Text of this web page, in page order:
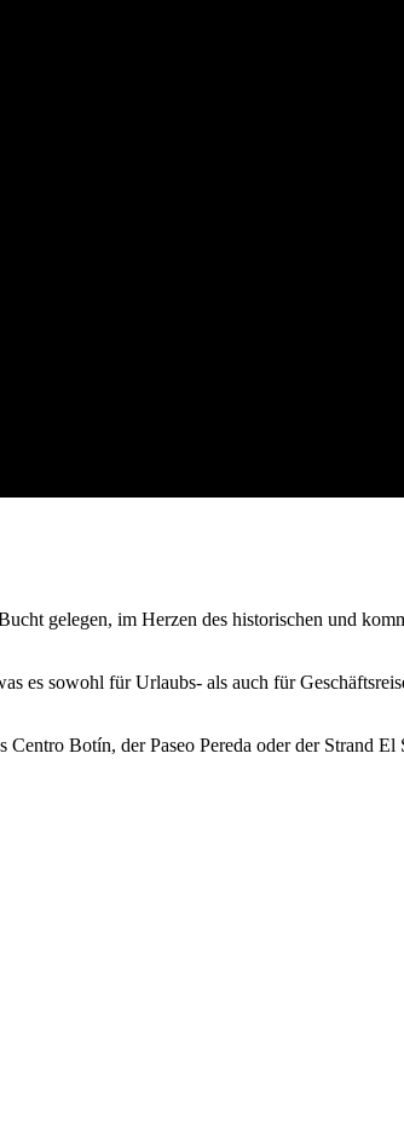
gelegen, im Herzen des historischen und
es sowohl für Urlaubs- als auch für
Botín, der Paseo Pereda oder der Strand El